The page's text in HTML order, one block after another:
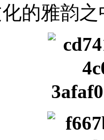
的雅韵之